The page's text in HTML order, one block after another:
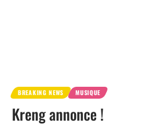
BREAKING NEWS MUSIQUE
Kreng annonce !